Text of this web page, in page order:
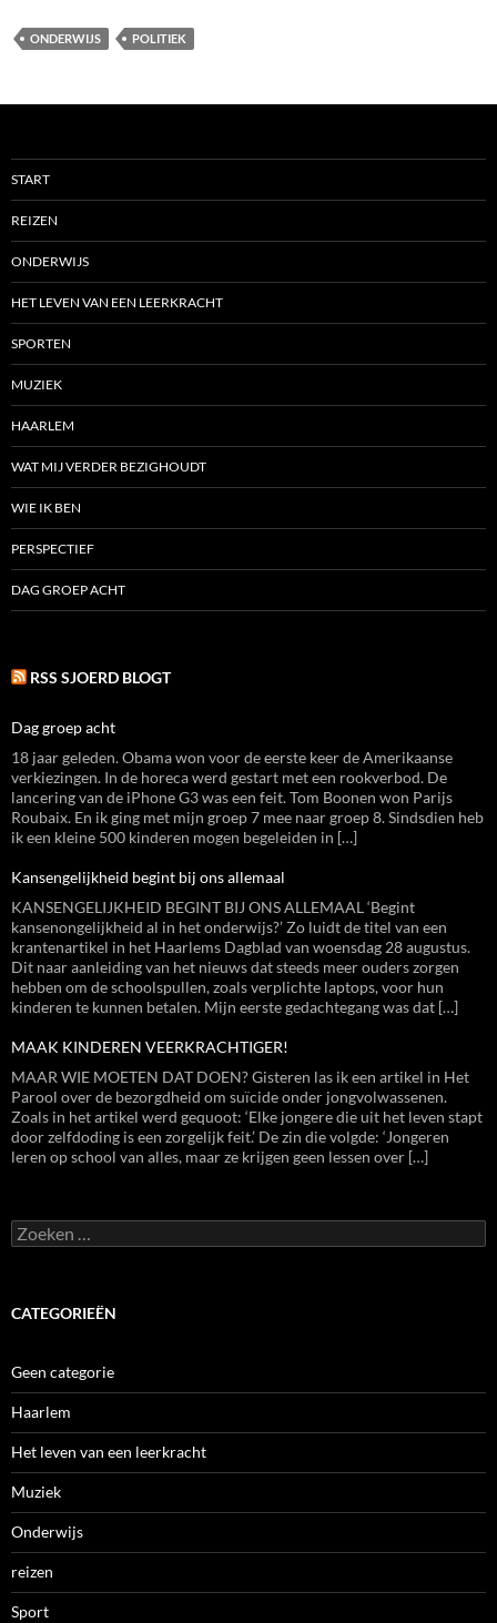
ONDERWIJS POLITIEK
START
REIZEN
ONDERWIJS
HET LEVEN VAN EEN LEERKRACHT
SPORTEN
MUZIEK
HAARLEM
WAT MIJ VERDER BEZIGHOUDT
WIE IK BEN
PERSPECTIEF
DAG GROEP ACHT
RSS SJOERD BLOGT
Dag groep acht
18 jaar geleden. Obama won voor de eerste keer de Amerikaanse
verkiezingen. In de horeca werd gestart met een rookverbod. De
lancering van de iPhone G3 was een feit. Tom Boonen won Parijs
Roubaix. En ik ging met mijn groep 7 mee naar groep 8. Sindsdien heb
ik een kleine 500 kinderen mogen begeleiden in […]
Kansengelijkheid begint bij ons allemaal
KANSENGELIJKHEID BEGINT BIJ ONS ALLEMAAL ‘Begint
kansenongelijkheid al in het onderwijs?’ Zo luidt de titel van een
krantenartikel in het Haarlems Dagblad van woensdag 28 augustus.
Dit naar aanleiding van het nieuws dat steeds meer ouders zorgen
hebben om de schoolspullen, zoals verplichte laptops, voor hun
kinderen te kunnen betalen. Mijn eerste gedachtegang was dat […]
MAAK KINDEREN VEERKRACHTIGER!
MAAR WIE MOETEN DAT DOEN? Gisteren las ik een artikel in Het
Parool over de bezorgdheid om suïcide onder jongvolwassenen.
Zoals in het artikel werd gequoot: ‘Elke jongere die uit het leven stapt
door zelfdoding is een zorgelijk feit.’ De zin die volgde: ‘Jongeren
leren op school van alles, maar ze krijgen geen lessen over […]
Zoeken
naar:
CATEGORIEËN
Geen categorie
Haarlem
Het leven van een leerkracht
Muziek
Onderwijs
reizen
Sport